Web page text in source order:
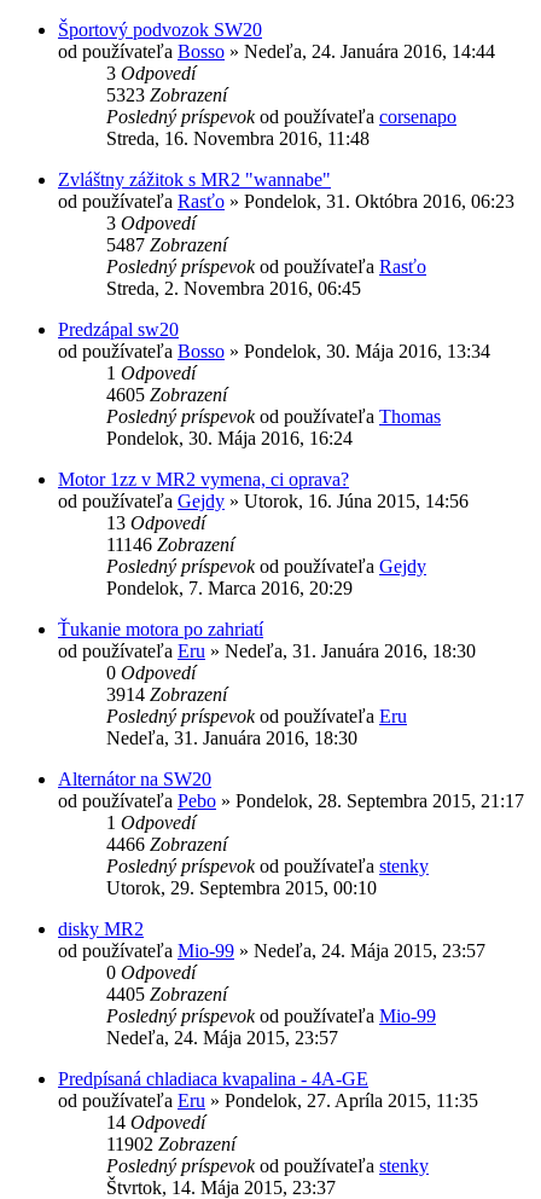
Športový podvozok SW20
od používateľa Bosso » Nedeľa, 24. Januára 2016, 14:44
3 Odpovedí
5323 Zobrazení
Posledný príspevokod používateľa corsenapo
Streda, 16. Novembra 2016, 11:48
Zvláštny zážitok s MR2 "wannabe"
od používateľa Rasťo » Pondelok, 31. Októbra 2016, 06:23
3 Odpovedí
5487 Zobrazení
Posledný príspevokod používateľa Rasťo
Streda, 2. Novembra 2016, 06:45
Predzápal sw20
od používateľa Bosso » Pondelok, 30. Mája 2016, 13:34
1 Odpovedí
4605 Zobrazení
Posledný príspevokod používateľa Thomas
Pondelok, 30. Mája 2016, 16:24
Motor 1zz v MR2 vymena, ci oprava?
od používateľa Gejdy » Utorok, 16. Júna 2015, 14:56
13 Odpovedí
11146 Zobrazení
Posledný príspevokod používateľa Gejdy
Pondelok, 7. Marca 2016, 20:29
Ťukanie motora po zahriatí
od používateľa Eru » Nedeľa, 31. Januára 2016, 18:30
0 Odpovedí
3914 Zobrazení
Posledný príspevokod používateľa Eru
Nedeľa, 31. Januára 2016, 18:30
Alternátor na SW20
od používateľa Pebo » Pondelok, 28. Septembra 2015, 21:17
1 Odpovedí
4466 Zobrazení
Posledný príspevokod používateľa stenky
Utorok, 29. Septembra 2015, 00:10
disky MR2
od používateľa Mio-99 » Nedeľa, 24. Mája 2015, 23:57
0 Odpovedí
4405 Zobrazení
Posledný príspevokod používateľa Mio-99
Nedeľa, 24. Mája 2015, 23:57
Predpísaná chladiaca kvapalina - 4A-GE
od používateľa Eru » Pondelok, 27. Apríla 2015, 11:35
14 Odpovedí
11902 Zobrazení
Posledný príspevokod používateľa stenky
Štvrtok, 14. Mája 2015, 23:37